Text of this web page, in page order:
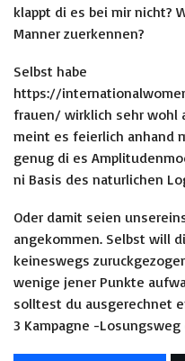
klappt di es bei mir nicht?
Manner zuerkennen?
Selbst habe
https://
frauen/ wirklich sehr wohl
meint es feierlich anhand
genug di es
ni Basis des naturlichen
Oder damit seien
angekommen. Selbst will
keineswegs
wenige jener Punkte
solltest du ausgerechnet
3 Kampagne -